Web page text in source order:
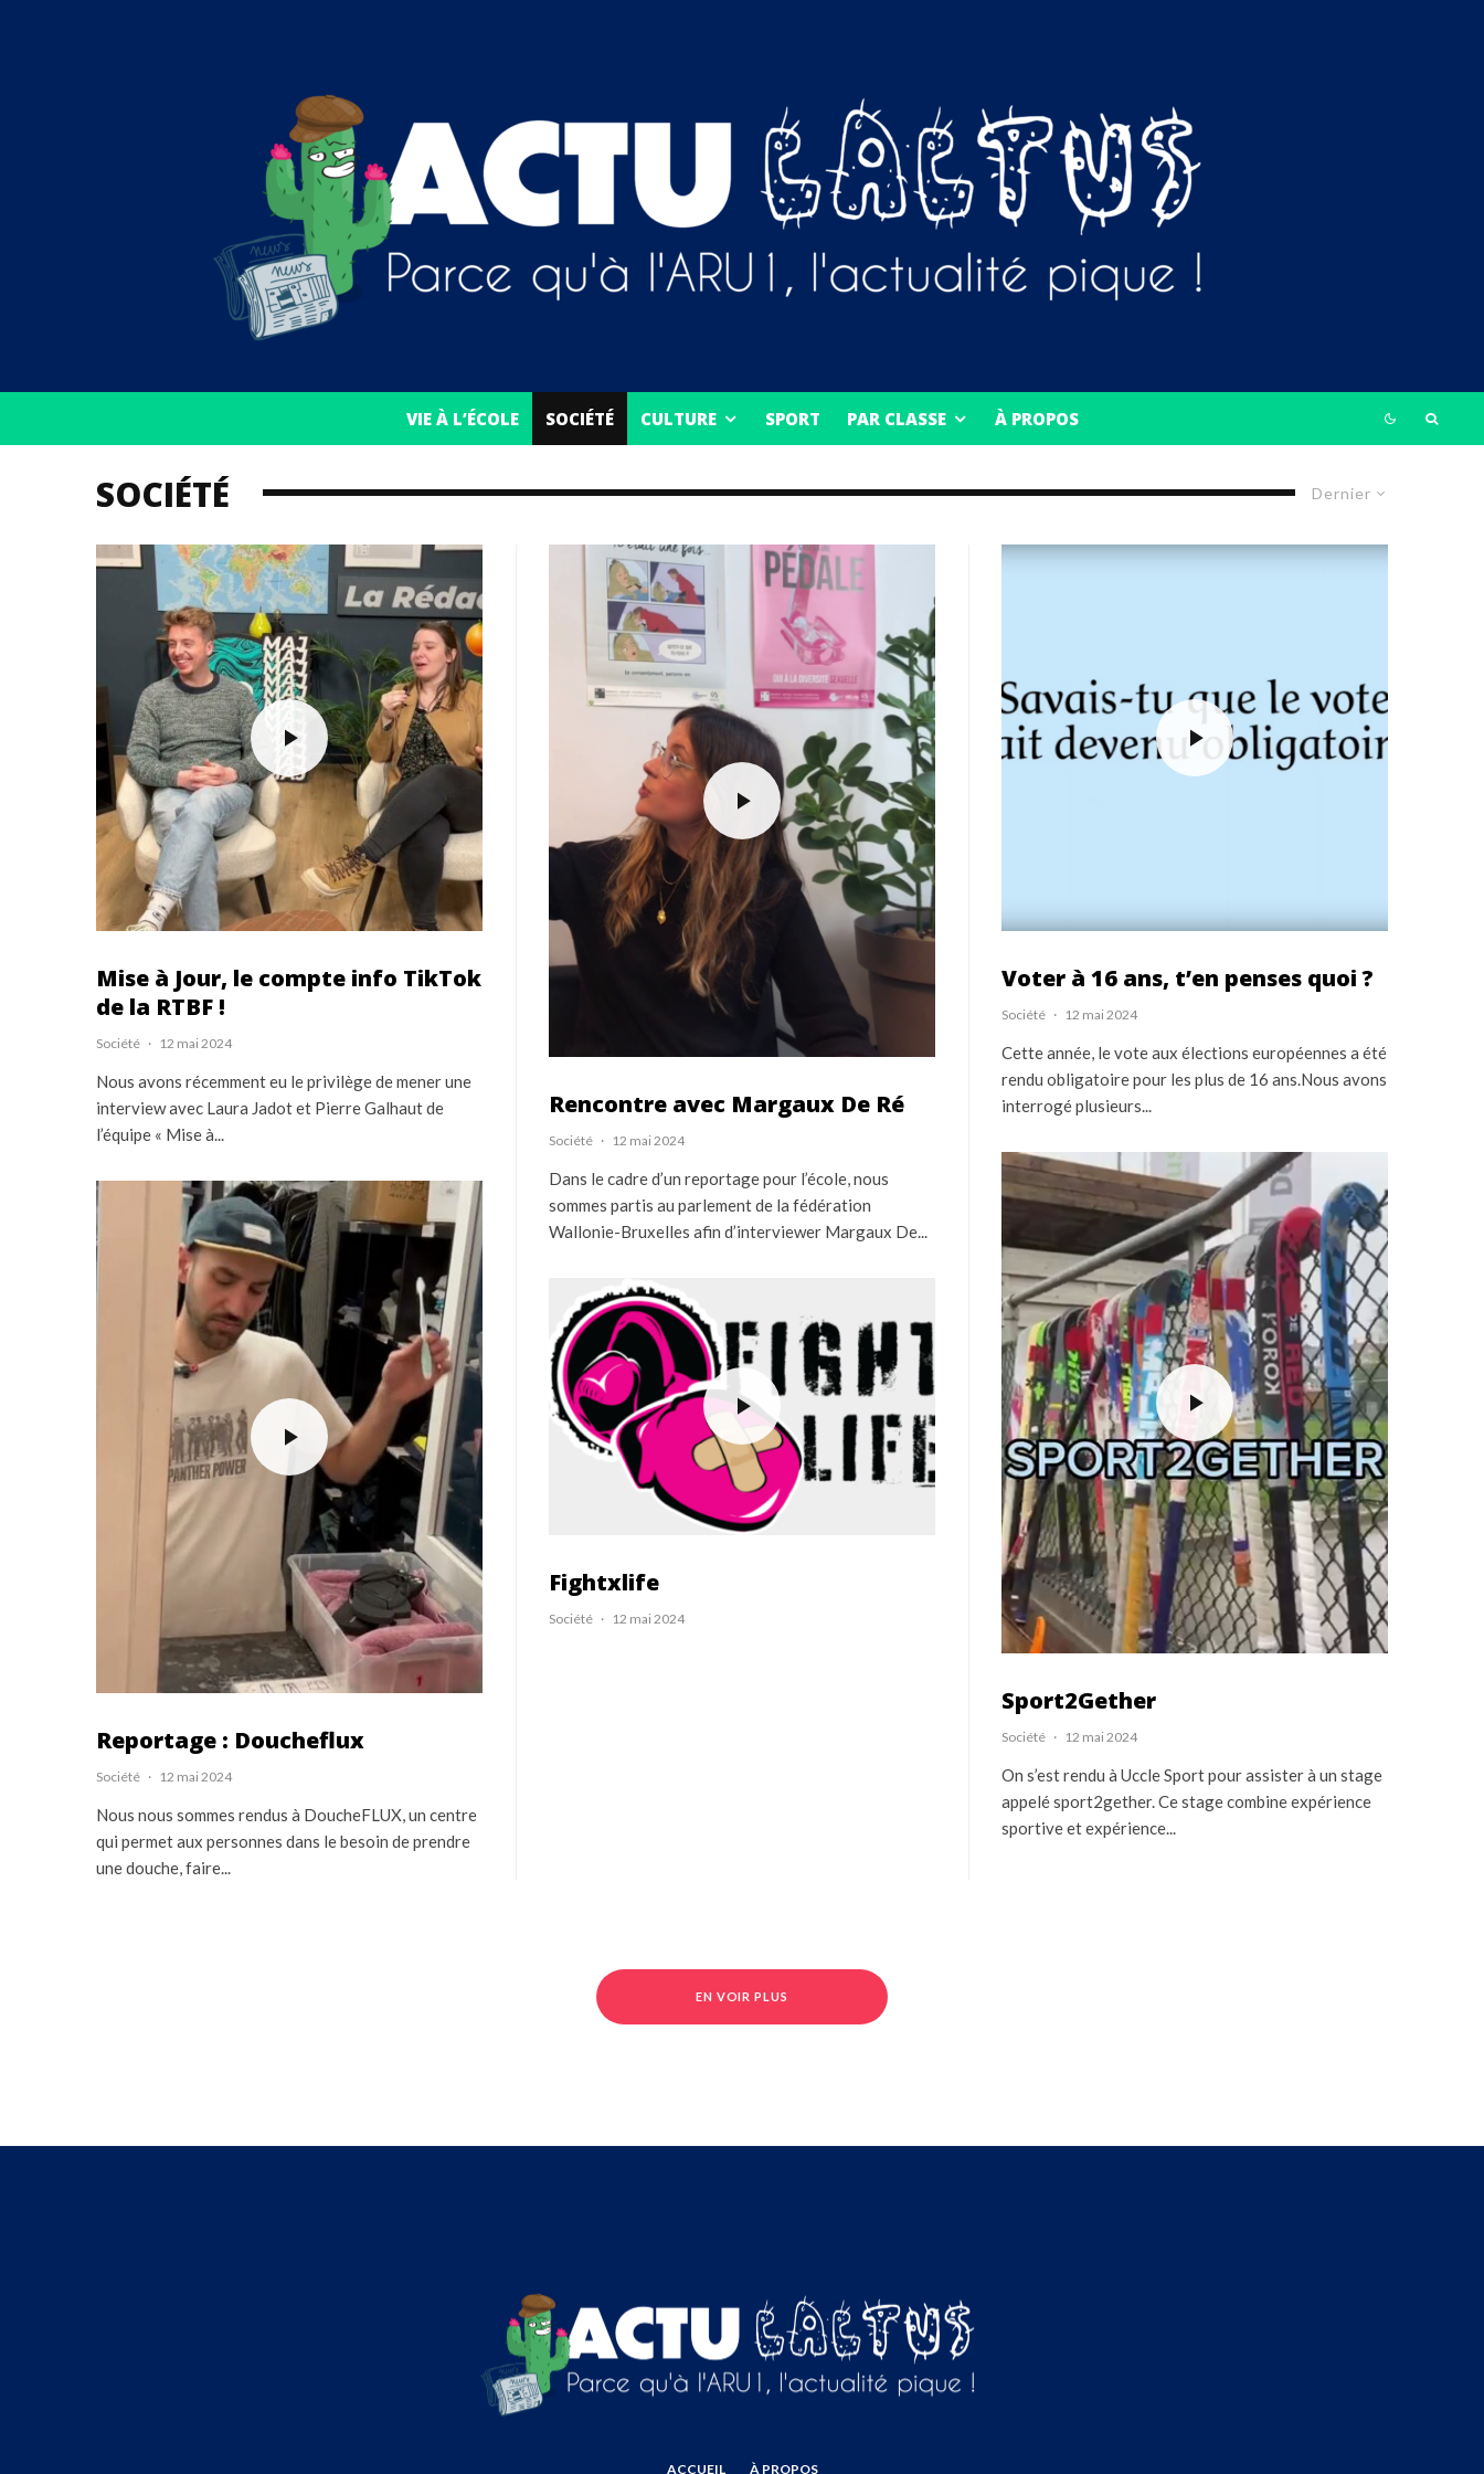
VIE À L’ÉCOLE SOCIÉTÉ CULTURE SPORT PAR CLASSE À PROPOS
Dernier
SOCIÉTÉ
Mise à Jour, le compte info TikTok
de la RTBF !
Société · 12 mai 2024
Nous avons récemment eu le privilège de mener une
interview avec Laura Jadot et Pierre Galhaut de
l’équipe « Mise à...
Reportage : Doucheflux
Société · 12 mai 2024
Nous nous sommes rendus à DoucheFLUX, un centre
qui permet aux personnes dans le besoin de prendre
une douche, faire...
Rencontre avec Margaux De Ré
Société · 12 mai 2024
Dans le cadre d’un reportage pour l’école, nous
sommes partis au parlement de la fédération
Wallonie-Bruxelles afin d’interviewer Margaux De...
Fightxlife
Société · 12 mai 2024
Voter à 16 ans, t’en penses quoi ?
Société · 12 mai 2024
Cette année, le vote aux élections européennes a été
rendu obligatoire pour les plus de 16 ans.Nous avons
interrogé plusieurs...
Sport2Gether
Société · 12 mai 2024
On s’est rendu à Uccle Sport pour assister à un stage
appelé sport2gether. Ce stage combine expérience
sportive et expérience...
EN VOIR PLUS
ACCUEIL À PROPOS